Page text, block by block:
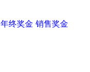
年终奖金 销售奖金